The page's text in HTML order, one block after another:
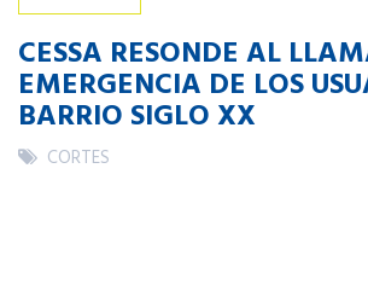
CESSA RESONDE AL
EMERGENCIA DE LOS
BARRIO SIGLO XX
CORTES